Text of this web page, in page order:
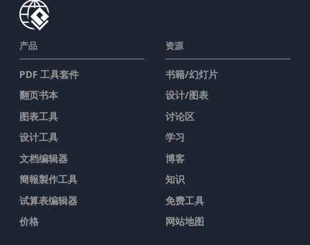
产品
PDF 工具套件
翻页书本
图表工具
设计工具
文档编辑器
簡報製作工具
试算表编辑器
价格
资源
书籍/幻灯片
设计/图表
讨论区
学习
博客
知识
免费工具
网站地图